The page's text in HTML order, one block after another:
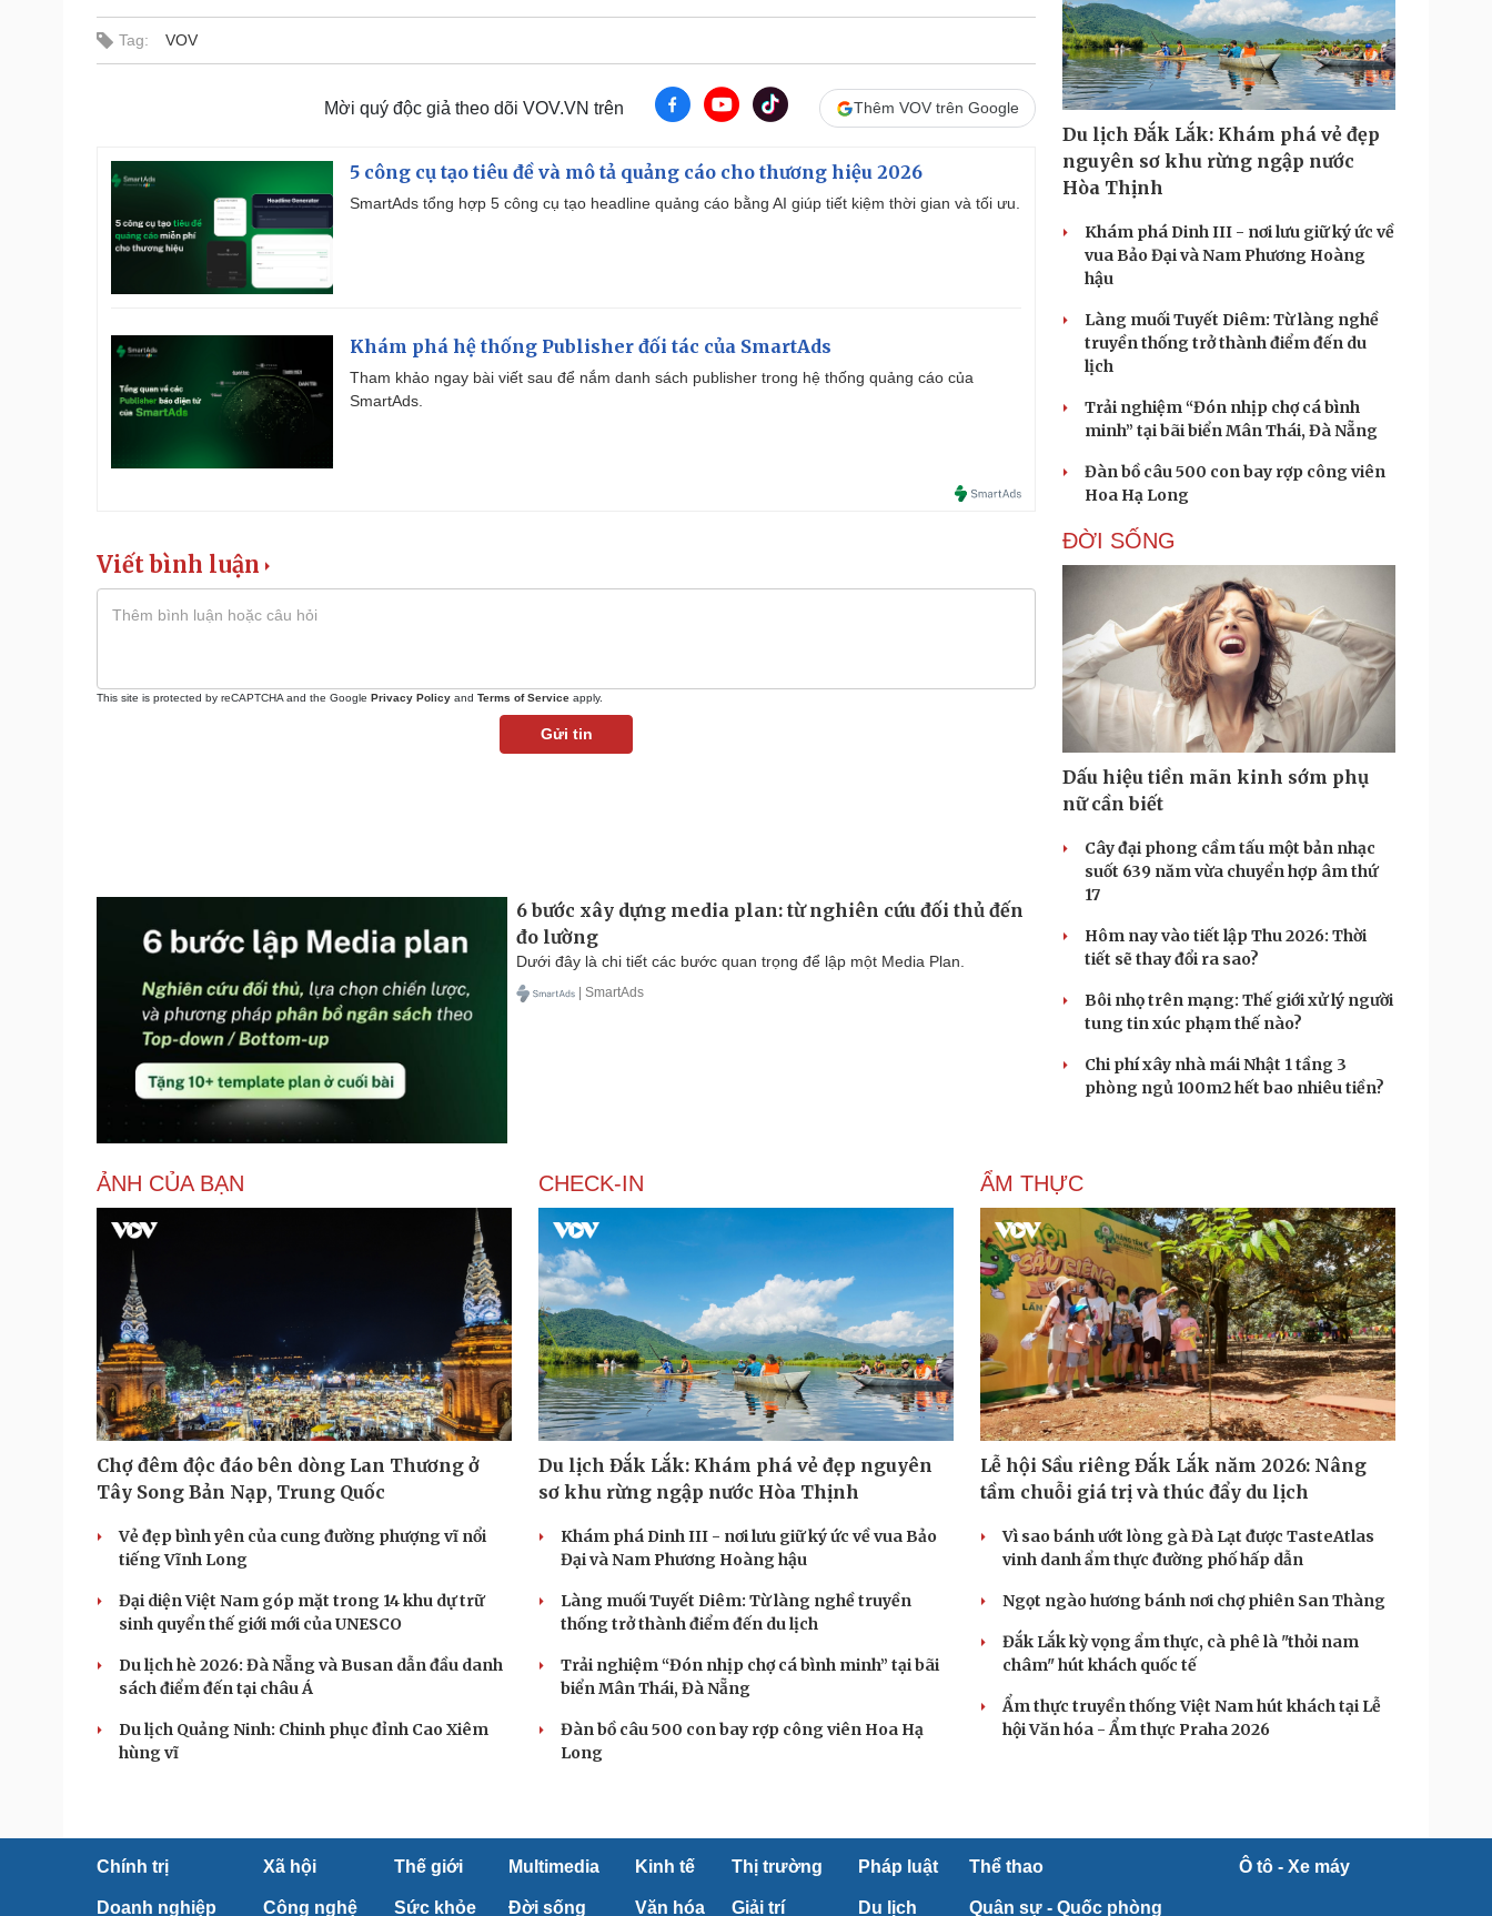
Tag: VOV
Mời quý độc giả theo dõi VOV.VN trên Thêm VOV trên Google
5 công cụ tạo tiêu đề và mô tả quảng cáo cho thương hiệu 2026
SmartAds tổng hợp 5 công cụ tạo headline quảng cáo bằng AI giúp tiết kiệm thời gian và tối ưu.
Khám phá hệ thống Publisher đối tác của SmartAds
Tham khảo ngay bài viết sau để nắm danh sách publisher trong hệ thống quảng cáo của
SmartAds.
Viết bình luận
This site is protected by reCAPTCHA and the Google Privacy Policy and Terms of Service apply.
Gửi tin
6 bước xây dựng media plan: từ nghiên cứu đối thủ đến
đo lường
Dưới đây là chi tiết các bước quan trọng để lập một Media Plan.
| SmartAds
Du lịch Đắk Lắk: Khám phá vẻ đẹp
nguyên sơ khu rừng ngập nước
Hòa Thịnh
Khám phá Dinh III - nơi lưu giữ ký ức về
vua Bảo Đại và Nam Phương Hoàng
hậu
Làng muối Tuyết Diêm: Từ làng nghề
truyền thống trở thành điểm đến du
lịch
Trải nghiệm “Đón nhịp chợ cá bình
minh” tại bãi biển Mân Thái, Đà Nẵng
Đàn bồ câu 500 con bay rợp công viên
Hoa Hạ Long
ĐỜI SỐNG
Dấu hiệu tiền mãn kinh sớm phụ
nữ cần biết
Cây đại phong cầm tấu một bản nhạc
suốt 639 năm vừa chuyển hợp âm thứ
17
Hôm nay vào tiết lập Thu 2026: Thời
tiết sẽ thay đổi ra sao?
Bôi nhọ trên mạng: Thế giới xử lý người
tung tin xúc phạm thế nào?
Chi phí xây nhà mái Nhật 1 tầng 3
phòng ngủ 100m2 hết bao nhiêu tiền?
ẢNH CỦA BẠN
Chợ đêm độc đáo bên dòng Lan Thương ở
Tây Song Bản Nạp, Trung Quốc
Vẻ đẹp bình yên của cung đường phượng vĩ nổi
tiếng Vĩnh Long
Đại diện Việt Nam góp mặt trong 14 khu dự trữ
sinh quyển thế giới mới của UNESCO
Du lịch hè 2026: Đà Nẵng và Busan dẫn đầu danh
sách điểm đến tại châu Á
Du lịch Quảng Ninh: Chinh phục đỉnh Cao Xiêm
hùng vĩ
CHECK-IN
Du lịch Đắk Lắk: Khám phá vẻ đẹp nguyên
sơ khu rừng ngập nước Hòa Thịnh
Khám phá Dinh III - nơi lưu giữ ký ức về vua Bảo
Đại và Nam Phương Hoàng hậu
Làng muối Tuyết Diêm: Từ làng nghề truyền
thống trở thành điểm đến du lịch
Trải nghiệm “Đón nhịp chợ cá bình minh” tại bãi
biển Mân Thái, Đà Nẵng
Đàn bồ câu 500 con bay rợp công viên Hoa Hạ
Long
ẨM THỰC
Lễ hội Sầu riêng Đắk Lắk năm 2026: Nâng
tầm chuỗi giá trị và thúc đẩy du lịch
Vì sao bánh ướt lòng gà Đà Lạt được TasteAtlas
vinh danh ẩm thực đường phố hấp dẫn
Ngọt ngào hương bánh nơi chợ phiên San Thàng
Đắk Lắk kỳ vọng ẩm thực, cà phê là "thỏi nam
châm" hút khách quốc tế
Ẩm thực truyền thống Việt Nam hút khách tại Lễ
hội Văn hóa - Ẩm thực Praha 2026
Chính trị Xã hội Thế giới Multimedia Kinh tế Thị trường Pháp luật Thể thao Ô tô - Xe máy
Doanh nghiệp Công nghệ Sức khỏe Đời sống Văn hóa Giải trí Du lịch Quân sự - Quốc phòng